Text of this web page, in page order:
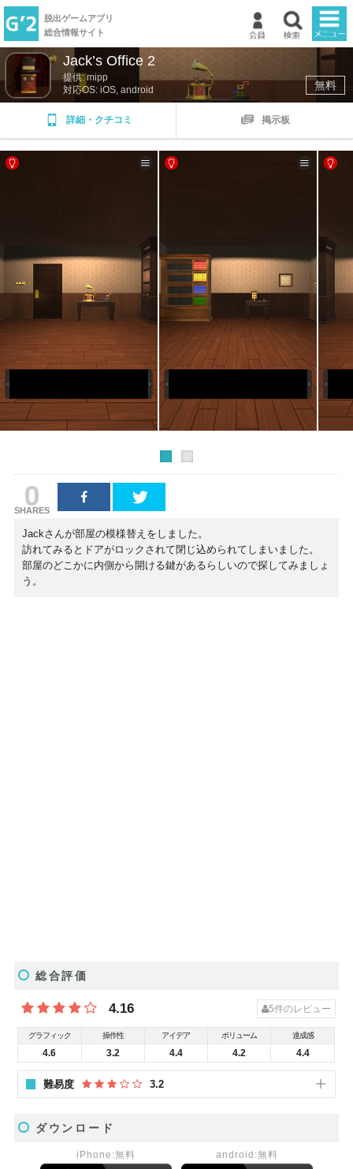
脱出ゲームアプリ
総合情報サイト
ランキング
Jack’s Office 2
提供: mipp
対応OS: iOS, android
無料
詳細・クチコミ 掲示板
0
SHARES
Jackさんが部屋の模様替えをしました。
訪れてみるとドアがロックされて閉じ込められてしまいました。
部屋のどこかに内側から開ける鍵があるらしいので探してみましょ
う。
総合評価
4.16 5件のレビュー
グラフィック
4.6
操作性
3.2
アイデア
4.4
ボリューム
4.2
達成感
4.4
難易度 3.2
ダウンロード
iPhone:無料 android:無料